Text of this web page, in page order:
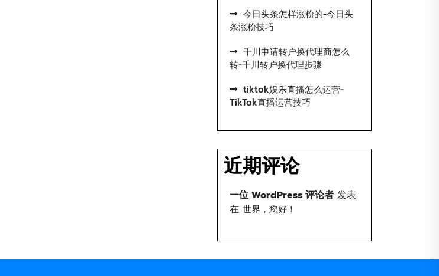
今日头条怎样涨粉的-今日头
条涨粉技巧
千川申请转户换代理商怎么
转-千川转户换代理步骤
tiktok娱乐直播怎么运营-
TikTok直播运营技巧
近期评论
一位 WordPress 评论者 发表
在 世界，您好！